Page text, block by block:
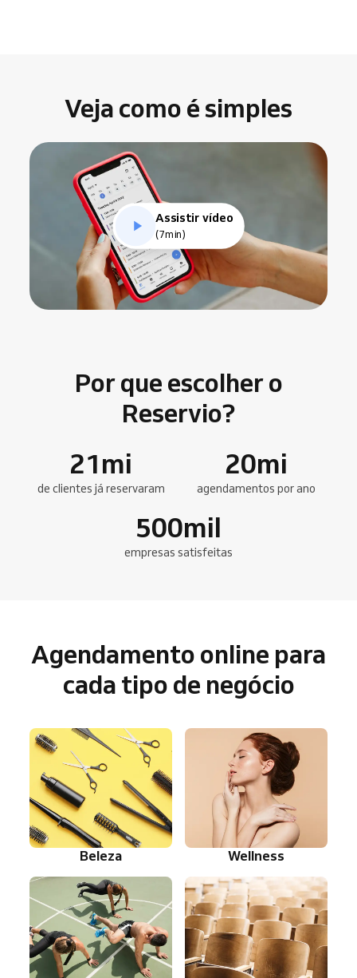
Veja como é simples
Assistir vídeo
(7min)
Por que escolher o
Reservio?
21mi
de clientes já reservaram
20mi
agendamentos por ano
500mil
empresas satisfeitas
Agendamento online para
cada tipo de negócio
Beleza Wellness